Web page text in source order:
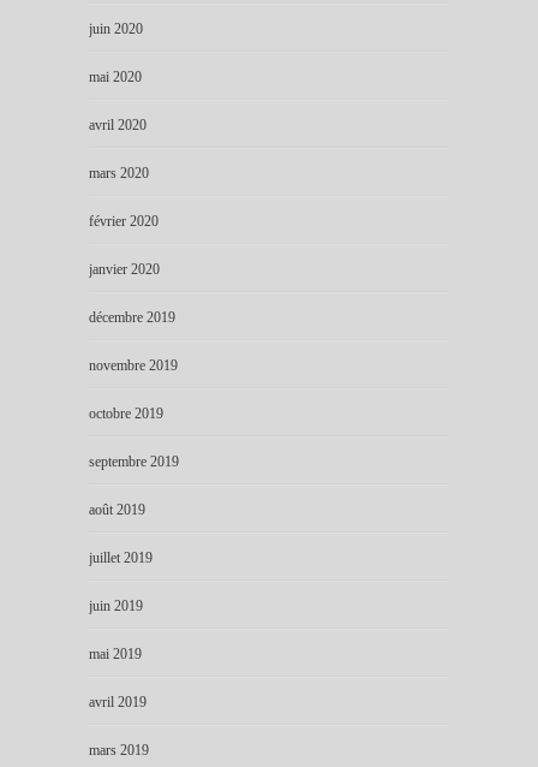
juin 2020
mai 2020
avril 2020
mars 2020
février 2020
janvier 2020
décembre 2019
novembre 2019
octobre 2019
septembre 2019
août 2019
juillet 2019
juin 2019
mai 2019
avril 2019
mars 2019